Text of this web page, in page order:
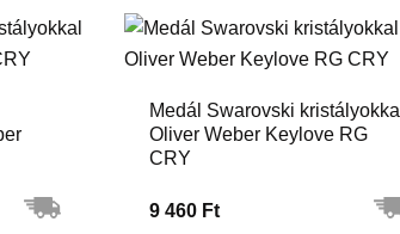
Medál Swarovski kristályokkal
Oliver Weber Keylove RG
CRY
9 460 Ft